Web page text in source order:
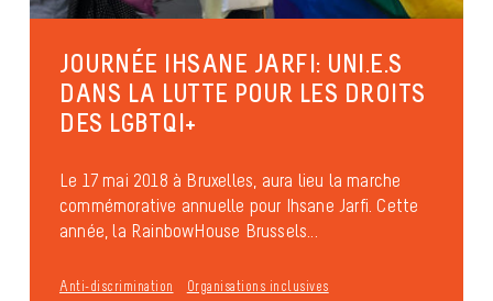
JOURNÉE IHSANE JARFI: UNI.E.S
DANS LA LUTTE POUR LES DROITS
DES LGBTQI+
Le 17 mai 2018 à Bruxelles, aura lieu la marche
commémorative annuelle pour Ihsane Jarfi. Cette
année, la RainbowHouse Brussels...
Anti-discrimination
Organisations inclusives